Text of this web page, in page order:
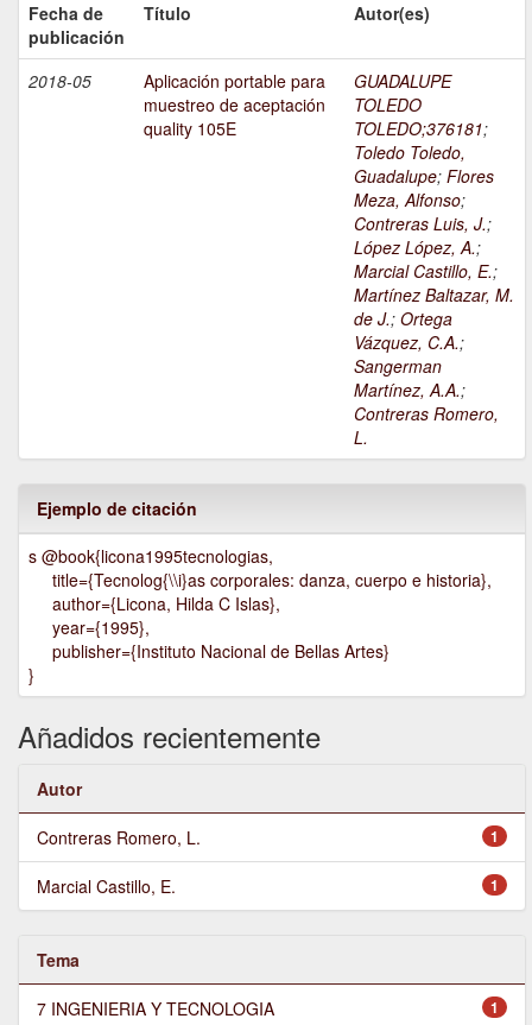
Fecha de
publicación
Título Autor(es)
2018-05
Aplicación portable para
muestreo de aceptación
quality 105E
GUADALUPE
TOLEDO
TOLEDO;376181;
Toledo Toledo,
Guadalupe; Flores
Meza, Alfonso;
Contreras Luis, J.;
López López, A.;
Marcial Castillo, E.;
Martínez Baltazar, M.
de J.; Ortega
Vázquez, C.A.;
Sangerman
Martínez, A.A.;
Contreras Romero,
L.
Ejemplo de citación
s @book{licona1995tecnologias,
title={Tecnolog{\\i}as corporales: danza, cuerpo e historia},
author={Licona, Hilda C Islas},
year={1995},
publisher={Instituto Nacional de Bellas Artes}
}
Añadidos recientemente
Autor
1
Contreras Romero, L.
1
Marcial Castillo, E.
Tema
1
7 INGENIERIA Y TECNOLOGIA